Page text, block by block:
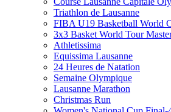
Triathlon de Lausanne
FIBA U19 Basketball World
3x3 Basket World Tour
Athletissima
Equissima Lausanne
24 Heures de Natation
Semaine Olympique
Lausanne Marathon
Christmas Run